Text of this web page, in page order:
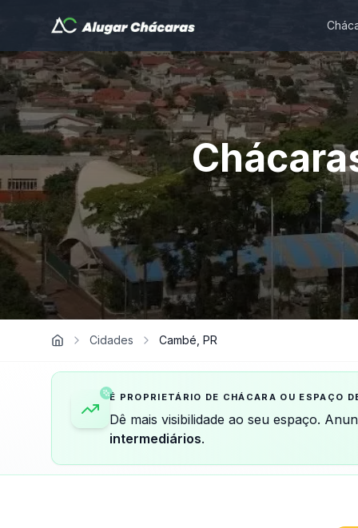
Cidades Cambé, PR
É PROPRIETÁRIO DE CHÁCARA OU ESPAÇO
Dê mais visibilidade ao seu espaço.
intermediários.